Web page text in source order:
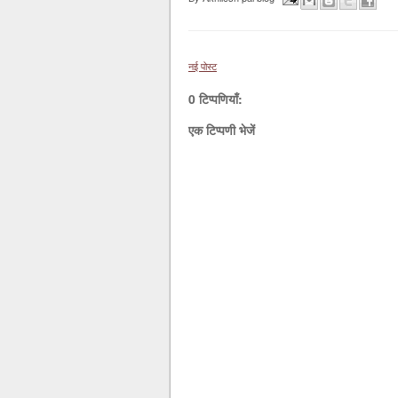
नई पोस्ट
0 टिप्पणियाँ:
एक टिप्पणी भेजें